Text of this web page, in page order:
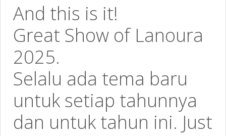
And this is it!
Great Show of Lanoura
2025.
Selalu ada tema baru
untuk setiap tahunnya
dan untuk tahun ini. Just